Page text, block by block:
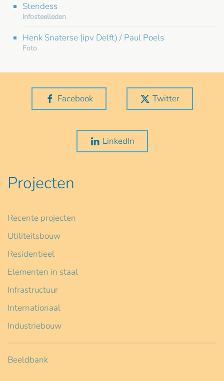
Stendess
Infosteelleden
Henk Snaterse (ipv Delft) / Paul Poels
Foto
Facebook Twitter
LinkedIn
Projecten
Recente projecten
Utiliteitsbouw
Residentieel
Elementen in staal
Infrastructuur
Internationaal
Industriebouw
Beeldbank